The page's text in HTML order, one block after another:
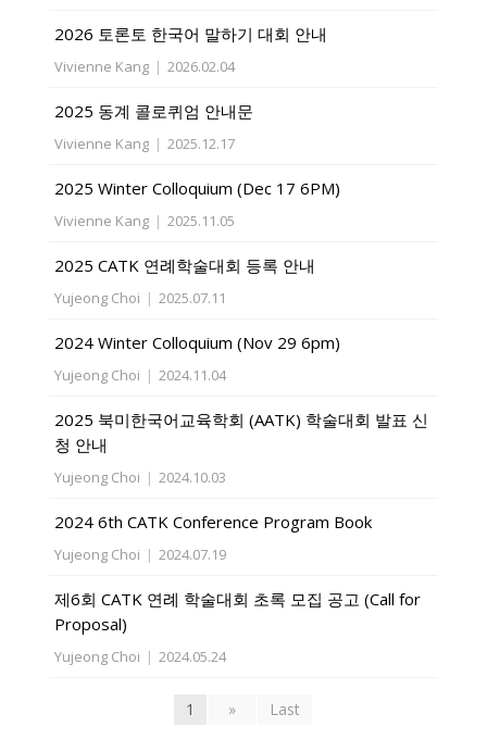
2026 토론토 한국어 말하기 대회 안내
Vivienne Kang | 2026.02.04
2025 동계 콜로퀴엄 안내문
Vivienne Kang | 2025.12.17
2025 Winter Colloquium (Dec 17 6PM)
Vivienne Kang | 2025.11.05
2025 CATK 연례학술대회 등록 안내
Yujeong Choi | 2025.07.11
2024 Winter Colloquium (Nov 29 6pm)
Yujeong Choi | 2024.11.04
2025 북미한국어교육학회 (AATK) 학술대회 발표 신
청 안내
Yujeong Choi | 2024.10.03
2024 6th CATK Conference Program Book
Yujeong Choi | 2024.07.19
제6회 CATK 연례 학술대회 초록 모집 공고 (Call for
Proposal)
Yujeong Choi | 2024.05.24
1 » Last